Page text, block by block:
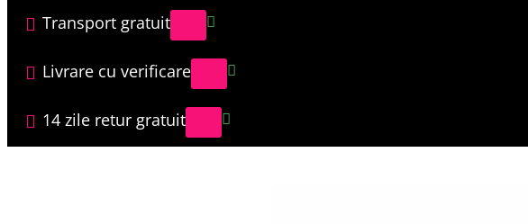
Transport gratuit
Livrare cu verificare
14 zile retur gratuit